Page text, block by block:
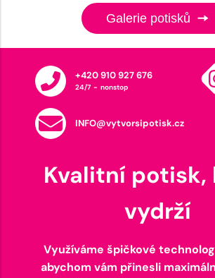
Galerie potisků
+420 910 927 676
24/7 - nonstop
INFO@vytvorsipotisk.cz
Kvalitní
vydrží
Využíváme špičkové
abychom vám přinesli